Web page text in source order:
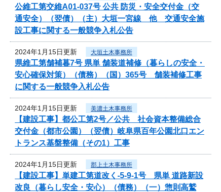
公維工第交維A01-037号 公共 防災・安全交付金（交
通安全）（翌債）（主）大垣一宮線 他 交通安全施
設工事に関する一般競争入札公告
2024年1月15日更新 大垣土木事務所
県維工第舗補暮7号 県単 舗装道補修（暮らしの安全・
安心確保対策）（債務）（国）365号 舗装補修工事
に関する一般競争入札公告
2024年1月15日更新 美濃土木事務所
【建設工事】都公工第2号／公共 社会資本整備総合
交付金（都市公園）（翌債）岐阜県百年公園北口エン
トランス基盤整備（その1）工事
2024年1月15日更新 郡上土木事務所
【建設工事】単建工第道改く-5-9-1号 県単 道路新設
改良（暮らし安全・安心）（債務）（一）惣則高鷲